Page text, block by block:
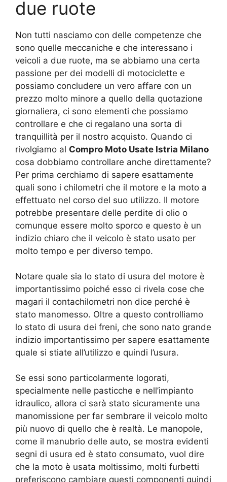
due ruote
Non tutti nasciamo con delle competenze che
sono quelle meccaniche e che interessano i
veicoli a due ruote, ma se abbiamo una certa
passione per dei modelli di motociclette e
possiamo concludere un vero affare con un
prezzo molto minore a quello della quotazione
giornaliera, ci sono elementi che possiamo
controllare e che ci regalano una sorta di
tranquillità per il nostro acquisto. Quando ci
rivolgiamo al Compro Moto Usate Istria Milano
cosa dobbiamo controllare anche direttamente?
Per prima cerchiamo di sapere esattamente
quali sono i chilometri che il motore e la moto a
effettuato nel corso del suo utilizzo. Il motore
potrebbe presentare delle perdite di olio o
comunque essere molto sporco e questo è un
indizio chiaro che il veicolo è stato usato per
molto tempo e per diverso tempo.
Notare quale sia lo stato di usura del motore è
importantissimo poiché esso ci rivela cose che
magari il contachilometri non dice perché è
stato manomesso. Oltre a questo controlliamo
lo stato di usura dei freni, che sono nato grande
indizio importantissimo per sapere esattamente
quale si stiate all’utilizzo e quindi l’usura.
Se essi sono particolarmente logorati,
specialmente nelle pasticche e nell’impianto
idraulico, allora ci sarà stato sicuramente una
manomissione per far sembrare il veicolo molto
più nuovo di quello che è realtà. Le manopole,
come il manubrio delle auto, se mostra evidenti
segni di usura ed è stato consumato, vuol dire
che la moto è usata moltissimo, molti furbetti
preferiscono cambiare questi componenti quindi